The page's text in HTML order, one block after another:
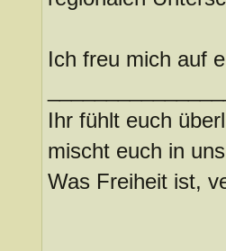
Ich freu mich auf
Ihr fühlt euch
mischt euch in
Was Freiheit ist,